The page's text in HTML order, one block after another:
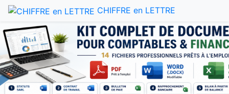
CHIFFRE en LETTRE